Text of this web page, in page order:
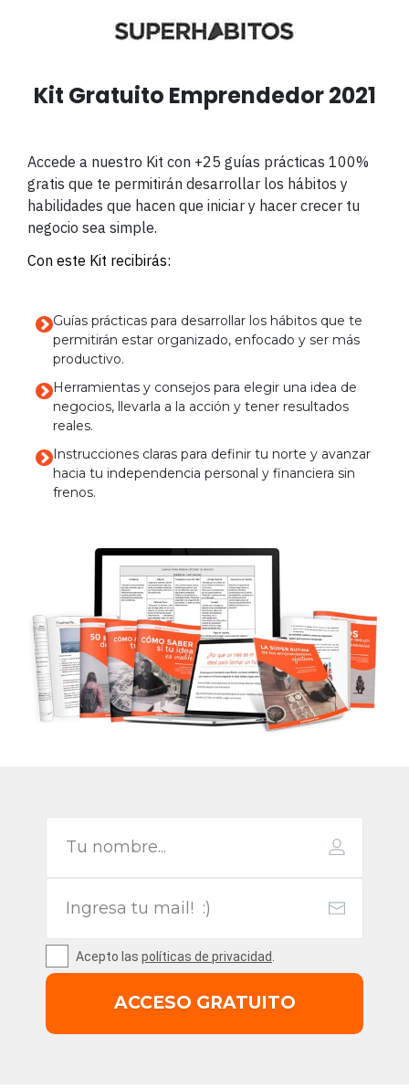
Kit Gratuito Emprendedor 2021
Accede a nuestro Kit con +25 guías prácticas 100%
gratis que te permitirán desarrollar los hábitos y
habilidades que hacen que iniciar y hacer crecer tu
negocio sea simple.
Con este Kit recibirás:
Guías prácticas para desarrollar los hábitos que te
permitirán estarorganizado, enfocado y ser más
productivo.
Herramientas y consejos para elegir una idea de
negocios, llevarla a la acción y tener resultados
reales.
Instrucciones claras para definir tu norte y avanzar
hacia tu independencia personal y financiera sin
frenos.
Acepto las políticas de privacidad.
ACCESO GRATUITO